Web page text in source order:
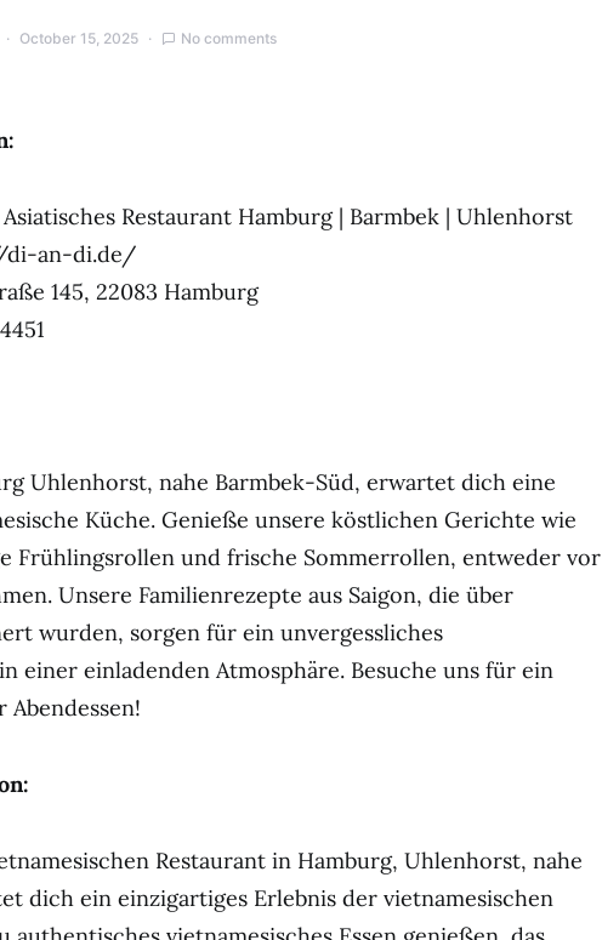
October 15, 2025 No comments
Restaurant Hamburg | Barmbek | Uhlenhorst
an-di.de/
145, 22083 Hamburg
Uhlenhorst, nahe Barmbek-Süd, erwartet dich eine
Küche. Genieße unsere köstlichen Gerichte wie
Frühlingsrollen und frische Sommerrollen, entweder vor
Unsere Familienrezepte aus Saigon, die über
wurden, sorgen für ein unvergessliches
einer einladenden Atmosphäre. Besuche uns für ein
Restaurant in Hamburg, Uhlenhorst, nahe
dich ein einzigartiges Erlebnis der vietnamesischen